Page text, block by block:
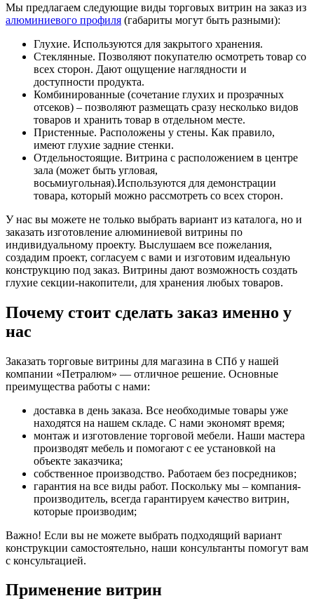
Мы предлагаем следующие виды торговых витрин на заказ из
алюминиевого профиля (габариты могут быть разными):
Глухие. Используются для закрытого хранения.
Стеклянные. Позволяют покупателю осмотреть товар со
всех сторон. Дают ощущение наглядности и
доступности продукта.
Комбинированные (сочетание глухих и прозрачных
отсеков) – позволяют размещать сразу несколько видов
товаров и хранить товар в отдельном месте.
Пристенные. Расположены у стены. Как правило,
имеют глухие задние стенки.
Отдельностоящие. Витрина с расположением в центре
зала (может быть угловая,
восьмиугольная).Используются для демонстрации
товара, который можно рассмотреть со всех сторон.
У нас вы можете не только выбрать вариант из каталога, но и
заказать изготовление алюминиевой витрины по
индивидуальному проекту. Выслушаем все пожелания,
создадим проект, согласуем с вами и изготовим идеальную
конструкцию под заказ. Витрины дают возможность создать
глухие секции-накопители, для хранения любых товаров.
Почему стоит сделать заказ именно у
нас
Заказать торговые витрины для магазина в СПб у нашей
компании «Петралюм» — отличное решение. Основные
преимущества работы с нами:
доставка в день заказа. Все необходимые товары уже
находятся на нашем складе. С нами экономят время;
монтаж и изготовление торговой мебели. Наши мастера
производят мебель и помогают с ее установкой на
объекте заказчика;
собственное производство. Работаем без посредников;
гарантия на все виды работ. Поскольку мы – компания-
производитель, всегда гарантируем качество витрин,
которые производим;
Важно! Если вы не можете выбрать подходящий вариант
конструкции самостоятельно, наши консультанты помогут вам
с консультацией.
Применение витрин